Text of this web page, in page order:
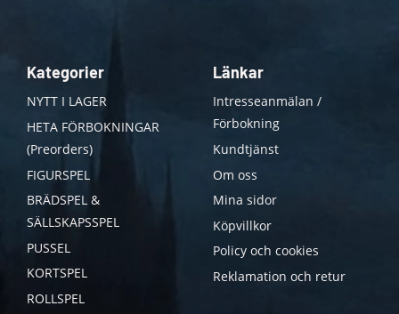
Kategorier
NYTT I LAGER
HETA FÖRBOKNINGAR
(Preorders)
FIGURSPEL
BRÄDSPEL &
SÄLLSKAPSSPEL
PUSSEL
KORTSPEL
ROLLSPEL
Länkar
Intresseanmälan /
Förbokning
Kundtjänst
Om oss
Mina sidor
Köpvillkor
Policy och cookies
Reklamation och retur